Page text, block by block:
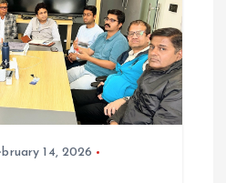
14, 2026